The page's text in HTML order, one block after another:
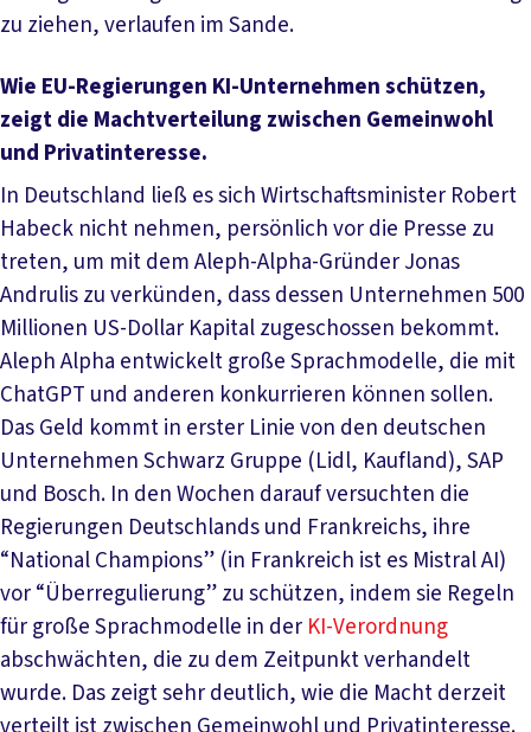
zu ziehen, verlaufen im Sande.
Wie EU-Regierungen KI-Unternehmen schützen,
zeigt die Macht­verteilung zwischen Gemein­wohl
und Privat­interesse.
In Deutschland ließ es sich Wirtschaftsminister Robert
Habeck nicht nehmen, persönlich vor die Presse zu
treten, um mit dem Aleph-Alpha-Gründer Jonas
Andrulis zu verkünden, dass dessen Unternehmen 500
Millionen US-Dollar Kapital zugeschossen bekommt.
Aleph Alpha entwickelt große Sprachmodelle, die mit
ChatGPT und anderen konkurrieren können sollen.
Das Geld kommt in erster Linie von den deutschen
Unternehmen Schwarz Gruppe (Lidl, Kaufland), SAP
und Bosch. In den Wochen darauf versuchten die
Regierungen Deutschlands und Frankreichs, ihre
“National Champions” (in Frankreich ist es Mistral AI)
vor “Überregulierung” zu schützen, indem sie Regeln
für große Sprachmodelle in der KI-Verordnung
abschwächten, die zu dem Zeitpunkt verhandelt
wurde. Das zeigt sehr deutlich, wie die Macht derzeit